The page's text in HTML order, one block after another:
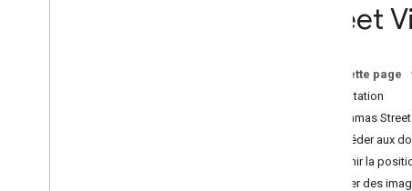
Street
Sur cette page
Présentation
Panoramas
Accéder aux
Définir la
Afficher des